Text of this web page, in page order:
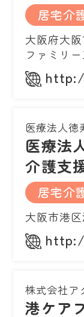
居宅介
大阪府大
ファミリ
医療法人徳
医療法
介護支
居宅介
大阪市港
株式会社ア
港ケア